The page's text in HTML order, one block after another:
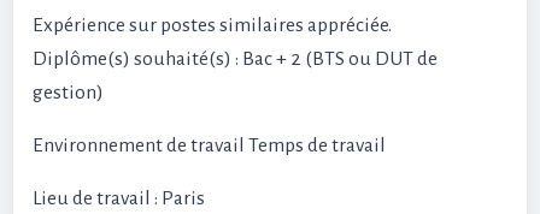
Expérience sur postes similaires appréciée.
Diplôme(s) souhaité(s) : Bac + 2 (BTS ou DUT de
gestion)
Environnement de travail Temps de travail
Lieu de travail : Paris